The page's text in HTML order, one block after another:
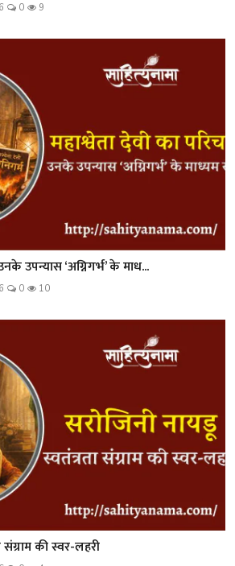
0 9
उपन्यास ‘अग्निगर्भ’ के माध...
0 10
संग्राम की स्वर-लहरी